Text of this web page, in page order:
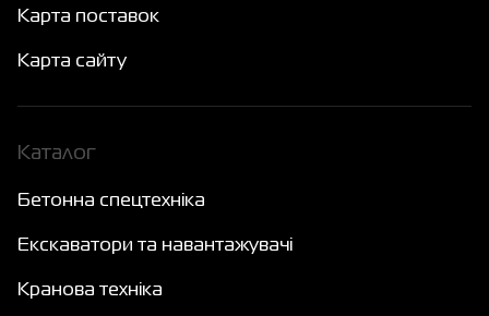
Карта поставок
Карта сайту
Каталог
Бетонна спецтехніка
Екскаватори та навантажувачі
Кранова техніка